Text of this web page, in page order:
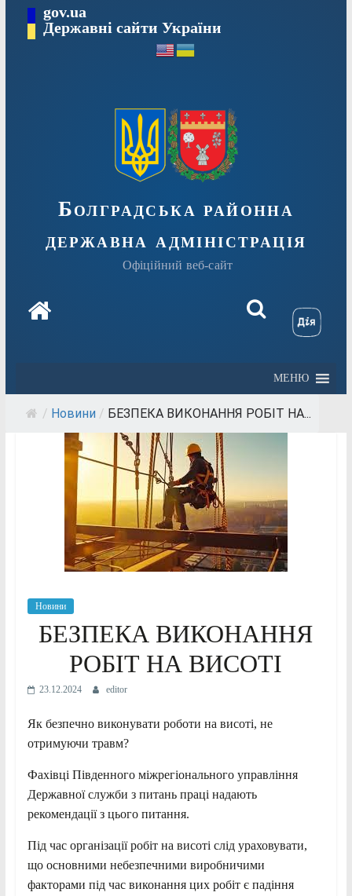
Перейтиgov.ua
Державні сайти України
Болградська районна
державна адміністрація
Офіційний веб-сайт
МЕНЮ
/ Новини / БЕЗПЕКА ВИКОНАННЯ РОБІТ НА...
Новини
БЕЗПЕКА ВИКОНАННЯ
РОБІТ НА ВИСОТІ
23.12.2024 editor
Як безпечно виконувати роботи на висоті, не
отримуючи травм?
Фахівці Південного міжрегіонального управління
Державної служби з питань праці надають
рекомендації з цього питання.
Під час організації робіт на висоті слід ураховувати,
що основними небезпечними виробничими
факторами під час виконання цих робіт є падіння